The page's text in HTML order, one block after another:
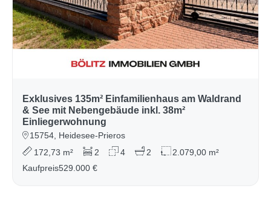
Exklusives 135m² Einfamilienhaus am Waldrand
& See mit Nebengebäude inkl. 38m²
Einliegerwohnung
15754, Heidesee-Prieros
172,73 m²
2 4 2
2.079,00 m²
Kaufpreis529.000 €